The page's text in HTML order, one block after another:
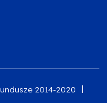
2014-2020